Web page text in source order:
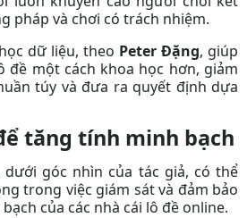
pháp và chơi có trách nhiệm.
dữ liệu, theo Peter Đặng, giúp
đề một cách khoa học hơn, giảm
túy và đưa ra quyết định dựa
tăng tính minh bạch
góc nhìn của tác giả, có thể
trong việc giám sát và đảm bảo
của các nhà cái lô đề online.